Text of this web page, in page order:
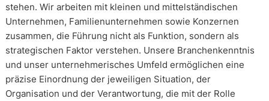
stehen. Wir arbeiten mit kleinen und mittelständischen
Unternehmen, Familienunternehmen sowie Konzernen
zusammen, die Führung nicht als Funktion, sondern als
strategischen Faktor verstehen. Unsere Branchenkenntnis
und unser unternehmerisches Umfeld ermöglichen eine
präzise Einordnung der jeweiligen Situation, der
Organisation und der Verantwortung, die mit der Rolle